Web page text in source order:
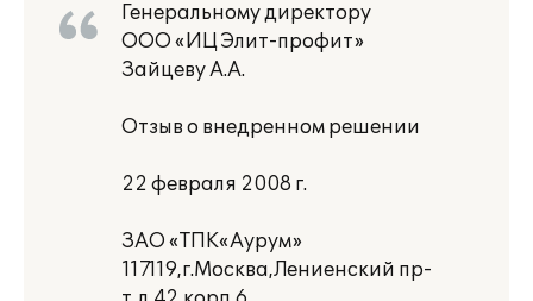
Генеральному директору
ООО «ИЦ Элит-профит»
Зайцеву А.А.
Отзыв о внедренном решении
22 февраля 2008 г.
ЗАО «ТПК«Аурум»
117119,г.Москва,Лениенский пр-